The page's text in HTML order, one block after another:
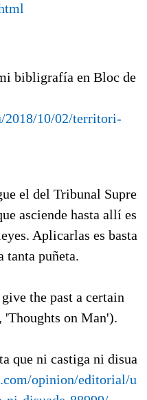
bibligrafía en Bloc de
2018/10/02/territori-
el del Tribunal
asciende hasta allí es
Aplicarlas es
tanta puñeta.
the past a certain
on Man').
que ni castiga ni
opinion/editorial/